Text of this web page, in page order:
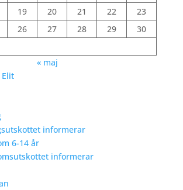
19 20 21 22
23
26 27 28 29
30
« maj
informerar
6-14 år
informerar